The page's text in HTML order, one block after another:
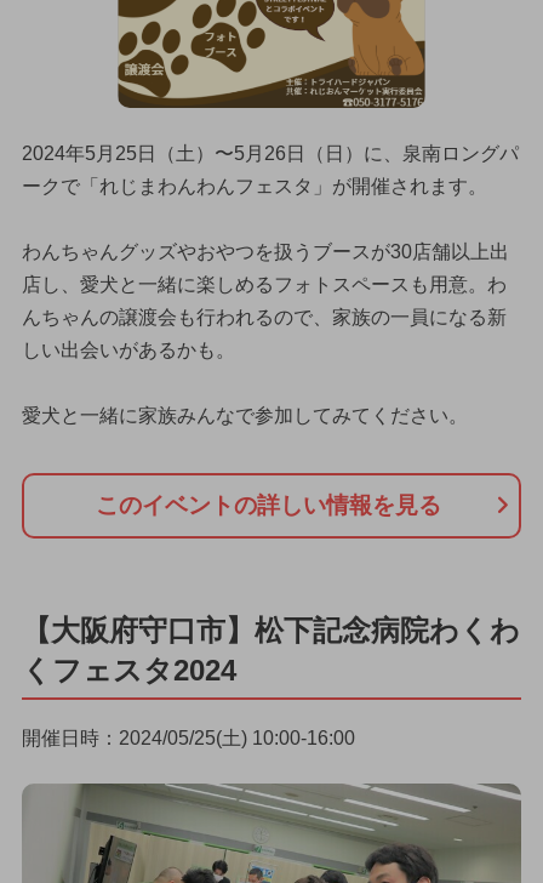
2024年5月25日（土）〜5月26日（日）に、泉南ロングパ
ークで「れじまわんわんフェスタ」が開催されます。
わんちゃんグッズやおやつを扱うブースが30店舗以上出
店し、愛犬と一緒に楽しめるフォトスペースも用意。わ
んちゃんの譲渡会も行われるので、家族の一員になる新
しい出会いがあるかも。
愛犬と一緒に家族みんなで参加してみてください。
このイベントの詳しい情報を見る
【大阪府守口市】松下記念病院わくわ
くフェスタ2024
開催日時：2024/05/25(土) 10:00-16:00